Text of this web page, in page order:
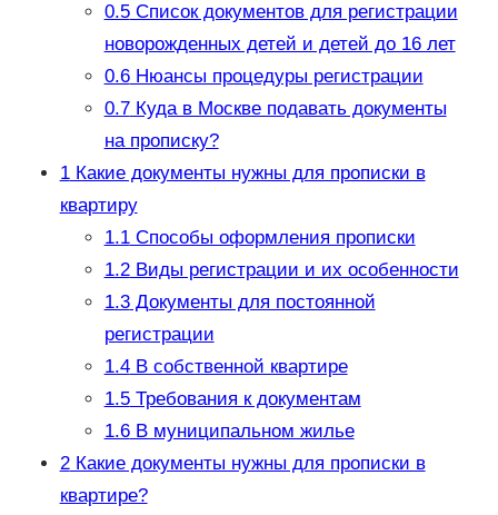
0.5Список документов для регистрации
новорожденных детей и детей до 16 лет
0.6Нюансы процедуры регистрации
0.7Куда в Москве подавать документы
на прописку?
1Какие документы нужны для прописки в
квартиру
1.1Способы оформления прописки
1.2Виды регистрации и их особенности
1.3Документы для постоянной
регистрации
1.4В собственной квартире
1.5Требования к документам
1.6В муниципальном жилье
2Какие документы нужны для прописки в
квартире?